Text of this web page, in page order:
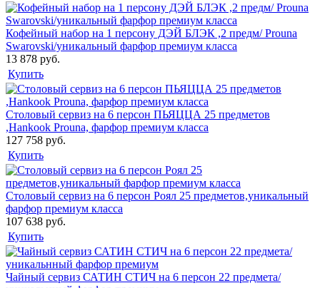
Кофейный набор на 1 персону ДЭЙ БЛЭК ,2 предм/ Prouna
Swarovski/уникальный фарфор премиум класса
13 878 руб.
Купить
Столовый сервиз на 6 персон ПЬЯЦЦА 25 предметов
,Hankook Prouna, фарфор премиум класса
127 758 руб.
Купить
Столовый сервиз на 6 персон Роял 25 предметов,уникальный
фарфор премиум класса
107 638 руб.
Купить
Чайный сервиз САТИН СТИЧ на 6 персон 22 предмета/